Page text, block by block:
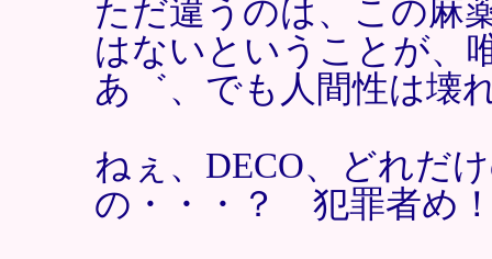
ただ違うのは、この麻
はないということが、
あ゛、でも人間性は壊
ねぇ、DECO、どれだ
の・・・？ 犯罪者め